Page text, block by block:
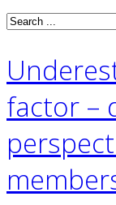
Read More
factor –